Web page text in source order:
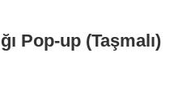
Pop-up (Taşmalı)